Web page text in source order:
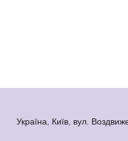
Україна, Київ, вул.